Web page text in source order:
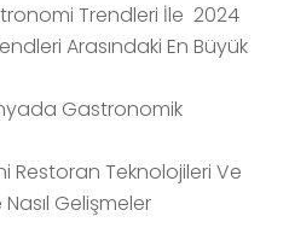
Trendleri İle 2024
Arasındaki En Büyük
Gastronomik
Restoran Teknolojileri Ve
Gelişmeler